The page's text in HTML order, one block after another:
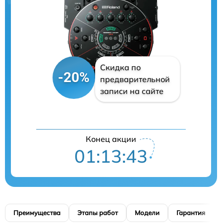
-20%
Скидка по
предварительной
записи на сайте
Конец акции
01:13:42
Преимущества Этапы работ Модели Гарантия